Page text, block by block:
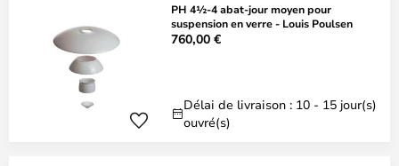
PH 4½-4 abat-jour moyen pour
suspension en verre - Louis Poulsen
760,00 €
Délai de livraison : 10 - 15 jour(s)
ouvré(s)